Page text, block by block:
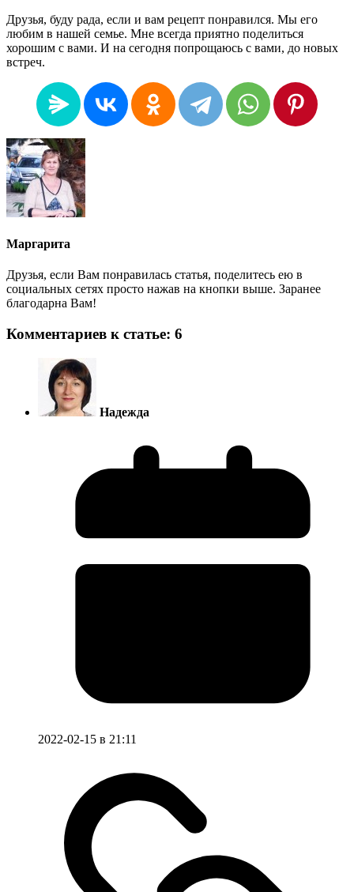
Друзья, буду рада, если и вам рецепт понравился. Мы его
любим в нашей семье. Мне всегда приятно поделиться
хорошим с вами. И на сегодня попрощаюсь с вами, до новых
встреч.
Маргарита
Друзья, если Вам понравилась статья, поделитесь ею в
социальных сетях просто нажав на кнопки выше. Заранее
благодарна Вам!
Комментариев к статье: 6
Надежда
2022-02-15 в 21:11